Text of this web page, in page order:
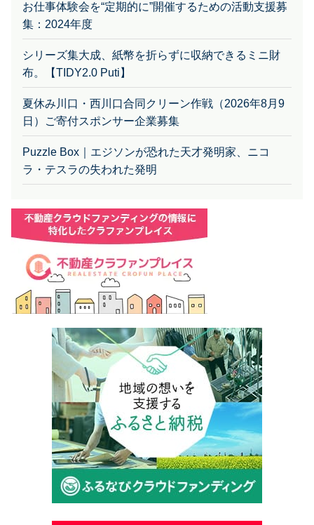
お仕事体験会を“定期的に”開催するための活動支援募
集：2024年度
シリーズ集大成、紙幣を折らずに収納できるミニ財
布。【TIDY2.0 Puti】
夏休み川口・西川口合同クリーン作戦（2026年8月9
日）ご寄付スポンサー企業募集
Puzzle Box｜エジソンが恐れた天才発明家、ニコ
ラ・テスラの失われた発明